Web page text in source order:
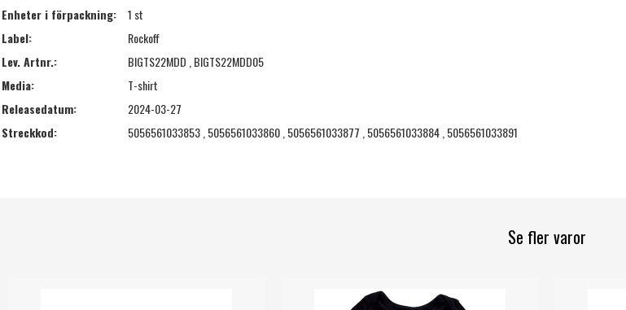
Enheter i förpackning:
1 st
Label:
Rockoff
Lev. Artnr.:
BIGTS22MDD , BIGTS22MDD05
Media:
T-shirt
Releasedatum:
2024-03-27
Streckkod:
5056561033853 , 5056561033860 , 5056561033877 , 5056561033884 , 5056561033891
Se fler varor